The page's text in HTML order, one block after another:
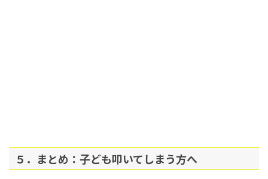
５．まとめ：子ども叩いてしまう方へ